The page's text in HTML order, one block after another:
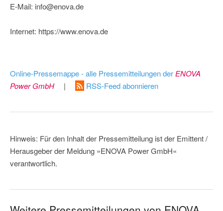
E-Mail: info@enova.de
Internet: https://www.enova.de
Online-Pressemappe - alle Pressemitteilungen derENOVA
Power GmbH
| RSS-Feed abonnieren
Hinweis: Für den Inhalt der Pressemitteilung ist der Emittent /
Herausgeber der Meldung »ENOVA Power GmbH«
verantwortlich.